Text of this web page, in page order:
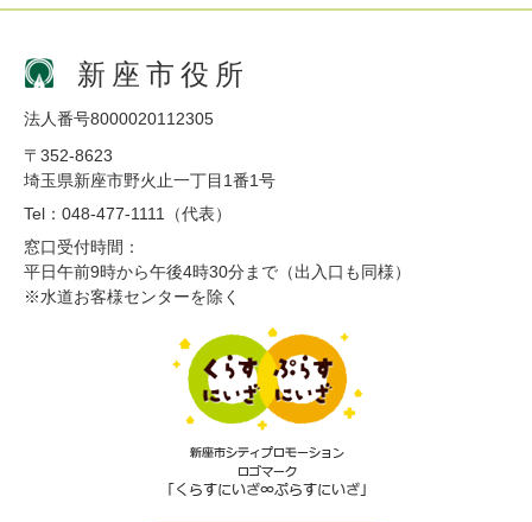
新座市役所
法人番号8000020112305
〒352-8623
埼玉県新座市野火止一丁目1番1号
Tel：048-477-1111（代表）
窓口受付時間：
平日午前9時から午後4時30分まで（出入口も同様）
※水道お客様センターを除く